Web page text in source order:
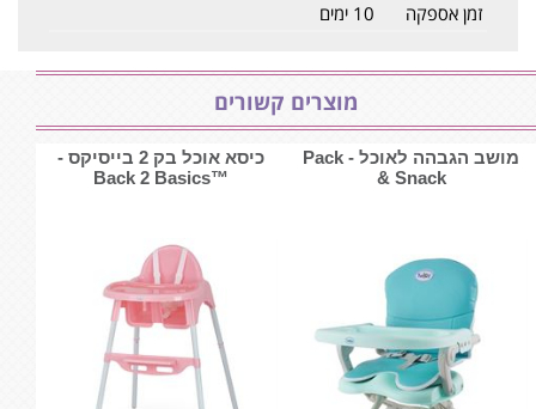
זמן אספקה
10 ימים
מוצרים קשורים
מושב הגבהה לאוכל - Pack
& Snack
כיסא אוכל בק 2 בייסיקס -
™Back 2 Basics